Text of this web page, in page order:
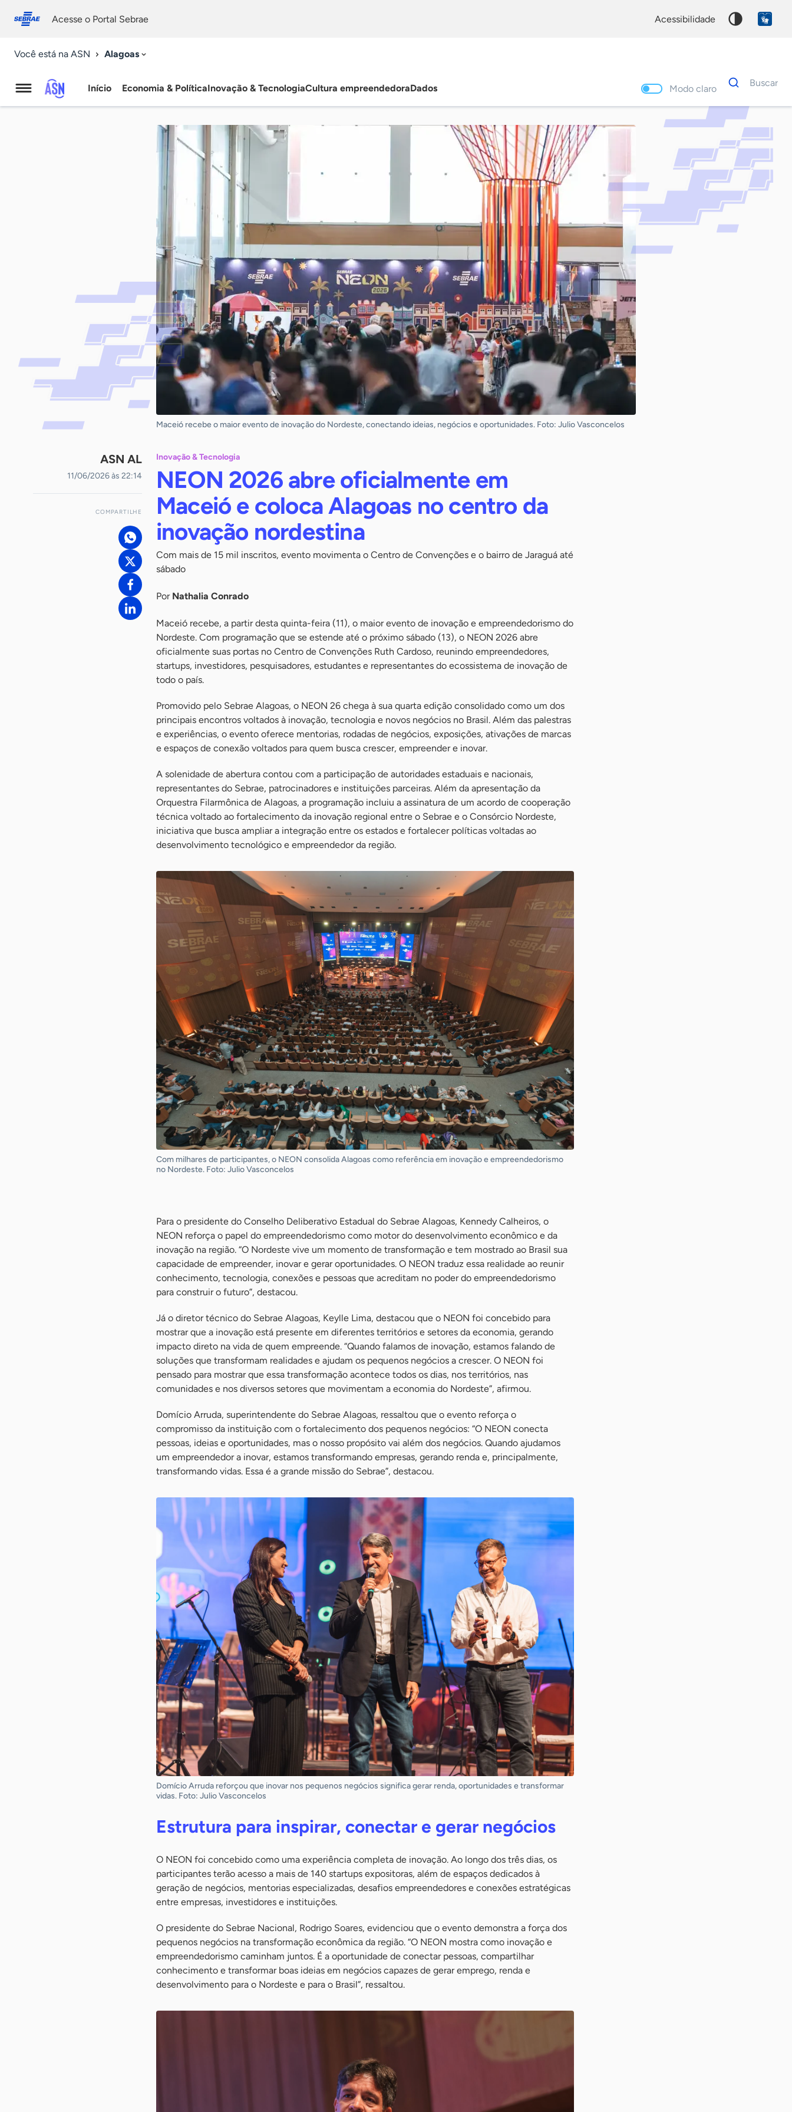
conosco
Acesse o Portal Sebrae acessibilidade
Você está na ASN Alagoas
Agência
Início Economia & PolíticaInovação & TecnologiaCultura empreendedoraDados Modo claro
Dados
para
Buscar
Palavra
chave
Maceió recebe o maior evento de inovação do Nordeste, conectando ideias, negócios e oportunidades. Foto: Julio Vasconcelos
ASN AL
11/06/2026 às 22:14
COMPARTILHE
Inovação & Tecnologia
NEON 2026 abre oficialmente em
Maceió e coloca Alagoas no centro da
inovação nordestina
Com mais de 15 mil inscritos, evento movimenta o Centro de Convenções e o bairro de Jaraguá até
sábado
Por Nathalia Conrado
Maceió recebe, a partir desta quinta-feira (11), o maior evento de inovação e empreendedorismo do
Nordeste. Com programação que se estende até o próximo sábado (13), o NEON 2026 abre
oficialmente suas portas no Centro de Convenções Ruth Cardoso, reunindo empreendedores,
startups, investidores, pesquisadores, estudantes e representantes do ecossistema de inovação de
todo o país.
Promovido pelo Sebrae Alagoas, o NEON 26 chega à sua quarta edição consolidado como um dos
principais encontros voltados à inovação, tecnologia e novos negócios no Brasil. Além das palestras
e experiências, o evento oferece mentorias, rodadas de negócios, exposições, ativações de marcas
e espaços de conexão voltados para quem busca crescer, empreender e inovar.
A solenidade de abertura contou com a participação de autoridades estaduais e nacionais,
representantes do Sebrae, patrocinadores e instituições parceiras. Além da apresentação da
Orquestra Filarmônica de Alagoas, a programação incluiu a assinatura de um acordo de cooperação
técnica voltado ao fortalecimento da inovação regional entre o Sebrae e o Consórcio Nordeste,
iniciativa que busca ampliar a integração entre os estados e fortalecer políticas voltadas ao
desenvolvimento tecnológico e empreendedor da região.
Com milhares de participantes, o NEON consolida Alagoas como referência em inovação e empreendedorismo
no Nordeste. Foto: Julio Vasconcelos
Para o presidente do Conselho Deliberativo Estadual do Sebrae Alagoas, Kennedy Calheiros, o
NEON reforça o papel do empreendedorismo como motor do desenvolvimento econômico e da
inovação na região. “O Nordeste vive um momento de transformação e tem mostrado ao Brasil sua
capacidade de empreender, inovar e gerar oportunidades. O NEON traduz essa realidade ao reunir
conhecimento, tecnologia, conexões e pessoas que acreditam no poder do empreendedorismo
para construir o futuro”, destacou.
Já o diretor técnico do Sebrae Alagoas, Keylle Lima, destacou que o NEON foi concebido para
mostrar que a inovação está presente em diferentes territórios e setores da economia, gerando
impacto direto na vida de quem empreende. “Quando falamos de inovação, estamos falando de
soluções que transformam realidades e ajudam os pequenos negócios a crescer. O NEON foi
pensado para mostrar que essa transformação acontece todos os dias, nos territórios, nas
comunidades e nos diversos setores que movimentam a economia do Nordeste”, afirmou.
Domício Arruda, superintendente do Sebrae Alagoas, ressaltou que o evento reforça o
compromisso da instituição com o fortalecimento dos pequenos negócios: “O NEON conecta
pessoas, ideias e oportunidades, mas o nosso propósito vai além dos negócios. Quando ajudamos
um empreendedor a inovar, estamos transformando empresas, gerando renda e, principalmente,
transformando vidas. Essa é a grande missão do Sebrae”, destacou.
Domício Arruda reforçou que inovar nos pequenos negócios significa gerar renda, oportunidades e transformar
vidas. Foto: Julio Vasconcelos
Estrutura para inspirar, conectar e gerar negócios
O NEON foi concebido como uma experiência completa de inovação. Ao longo dos três dias, os
participantes terão acesso a mais de 140 startups expositoras, além de espaços dedicados à
geração de negócios, mentorias especializadas, desafios empreendedores e conexões estratégicas
entre empresas, investidores e instituições.
O presidente do Sebrae Nacional, Rodrigo Soares, evidenciou que o evento demonstra a força dos
pequenos negócios na transformação econômica da região. “O NEON mostra como inovação e
empreendedorismo caminham juntos. É a oportunidade de conectar pessoas, compartilhar
conhecimento e transformar boas ideias em negócios capazes de gerar emprego, renda e
desenvolvimento para o Nordeste e para o Brasil”, ressaltou.